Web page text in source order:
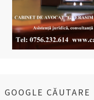
GOOGLE CĂUTARE